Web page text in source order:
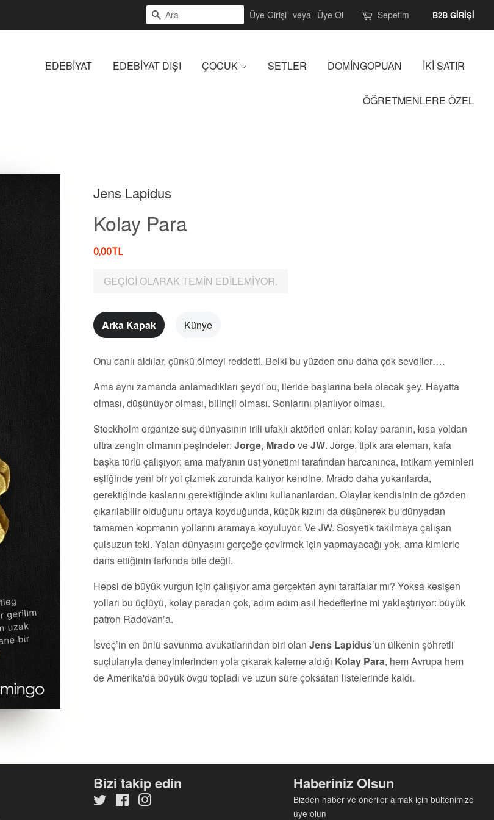
ARA Üye Girişi veya Üye Ol Sepetim B2B GİRİŞİ
EDEBİYAT EDEBİYAT DIŞI ÇOCUK SETLER DOMİNGOPUAN İKİ SATIR
ÖĞRETMENLERE ÖZEL
Jens Lapidus
Kolay Para
Etiket
0,00TLİndirimli
GEÇICI OLARAK TEMIN EDILEMIYOR.
Arka Kapak
Onu canlı aldılar, çünkü ölmeyi reddetti. Belki bu yüzden onu daha çok sevdiler….
Ama aynı zamanda anlamadıkları şeydi bu, ileride başlarına bela olacak şey. Hayatta
olması, düşünüyor olması, bilinçli olması. Sonlarını planlıyor olması.
Stockholm organize suç dünyasının irili ufaklı aktörleri onlar; kolay paranın, kısa yoldan
ultra zengin olmanın peşindeler: Jorge, Mrado veJW. Jorge, tipik ara eleman, kafa
başka türlü çalışıyor; ama mafyanın üst yönetimi tarafından harcanınca, intikam yeminleri
eşliğinde yeni bir yol çizmek zorunda kalıyor kendine. Mrado daha yukarılarda,
gerektiğinde kaslarını gerektiğinde aklını kullananlardan. Olaylar kendisinin de gözden
çıkarılabilir olduğunu ortaya koyduğunda, küçük kızını da düşünerek bu dünyadan
tamamen kopmanın yollarını aramaya koyuluyor. Ve JW. Sosyetik takılmaya çalışan
çulsuzun teki. Yalan dünyasını gerçeğe çevirmek için yapmayacağı yok, ama kimlerle
dans ettiğinin farkında bile değil.
Hepsi de büyük vurgun için çalışıyor ama gerçekten aynı taraftalar mı? Yoksa kesişen
yolları bu üçlüyü, kolay paradan çok, adım adım asıl hedeflerine mi yaklaştırıyor: büyük
patron Radovan’a.
İsveç’in en ünlü savunma avukatlarından biri olan Jens Lapidus’un ülkenin şöhretli
suçlularıyla deneyimlerinden yola çıkarak kaleme aldığı Kolay Para, hem Avrupa hem
de Amerika'da büyük övgü topladı ve uzun süre çoksatan listelerinde kaldı.
Künye
Bizi takip edin
Twitter Facebook
Haberiniz Olsun
Bizden haber ve öneriler almak için bültenimize
üye olun